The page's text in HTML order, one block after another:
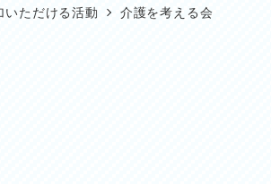
いただける活動 介護を考える会